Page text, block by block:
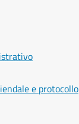
e protocollo